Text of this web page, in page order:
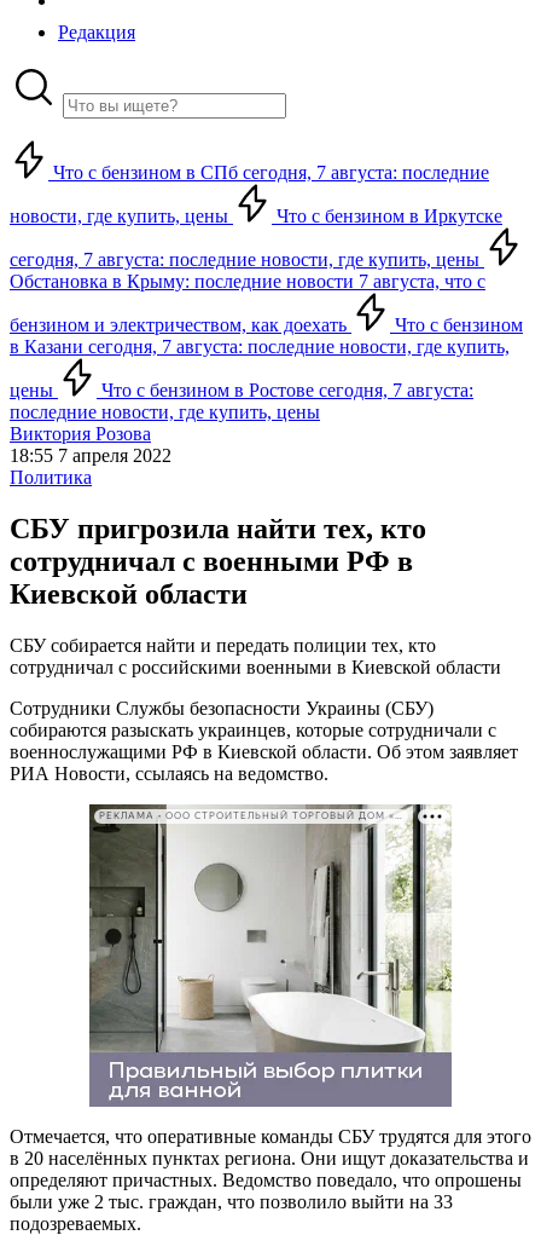
Редакция
Что с бензином в СПб сегодня, 7 августа: последние
новости, где купить, цены Что с бензином в Иркутске
сегодня, 7 августа: последние новости, где купить, цены
Обстановка в Крыму: последние новости 7 августа, что с
бензином и электричеством, как доехать
Что с бензином
в Казани сегодня, 7 августа: последние новости, где купить,
цены
Что с бензином в Ростове сегодня, 7 августа:
последние новости, где купить, цены
Виктория Розова
18:55 7 апреля 2022
Политика
СБУ пригрозила найти тех, кто
сотрудничал с военными РФ в
Киевской области
СБУ собирается найти и передать полиции тех, кто
сотрудничал с российскими военными в Киевской области
Сотрудники Службы безопасности Украины (СБУ)
собираются разыскать украинцев, которые сотрудничали с
военнослужащими РФ в Киевской области. Об этом заявляет
РИА Новости, ссылаясь на ведомство.
РЕКЛАМА • ООО СТРОИТЕЛЬНЫЙ ТОРГОВЫЙ ДОМ «ПЕТРОВИЧ». ИНН: 7802348846
Отмечается, что оперативные команды СБУ трудятся для этого
в 20 населённых пунктах региона. Они ищут доказательства и
определяют причастных. Ведомство поведало, что опрошены
были уже 2 тыс. граждан, что позволило выйти на 33
подозреваемых.